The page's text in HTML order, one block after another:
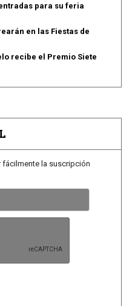
para su feria
en las Fiestas de
recibe el Premio Siete
fácilmente la suscripción